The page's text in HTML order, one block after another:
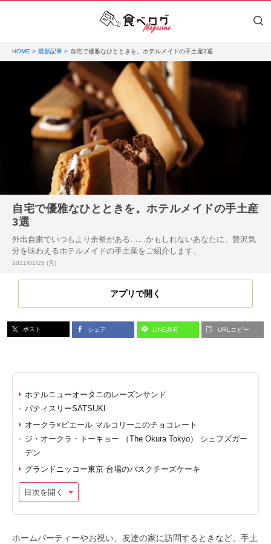
HOME 最新記事 自宅で優雅なひとときを。ホテルメイドの手土産3選
自宅で優雅なひとときを。ホテルメイドの手土産
3選
外出自粛でいつもより余裕がある……かもしれないあなたに、贅沢気
分を味わえるホテルメイドの手土産をご紹介します。
投稿日:
2021/01/25 (月)
アプリで開く
ポスト シェア LINE共有 URLコピー
ホテルニューオータニのレーズンサンド
パティスリーSATSUKI
オークラ×ピエール マルコリーニのチョコレート
ジ・オークラ・トーキョー （The Okura Tokyo） シェフズガー
デン
グランドニッコー東京 台場のバスクチーズケーキ
目次を開く
ホームパーティーやお祝い、友達の家に訪問するときなど、手土